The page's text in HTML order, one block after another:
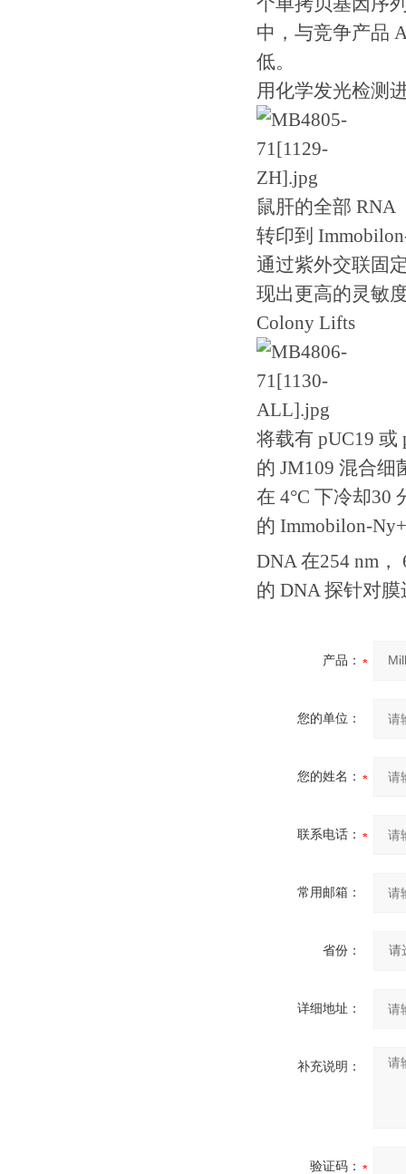
中，与竞争产品
低。
用化学发光检测
鼠肝的全部 RNA
转印到
通过紫外交联固
现出更高的灵敏
Colony Lifts
将载有 pUC19
的 JM109 混合细
在 4°C 下冷却30
的 Immobilon-
DNA 在254 nm，
的 DNA 探针对
产品：
您的单位：
您的姓名：
联系电话：
常用邮箱：
省份：
详细地址：
补充说明：
验证码：